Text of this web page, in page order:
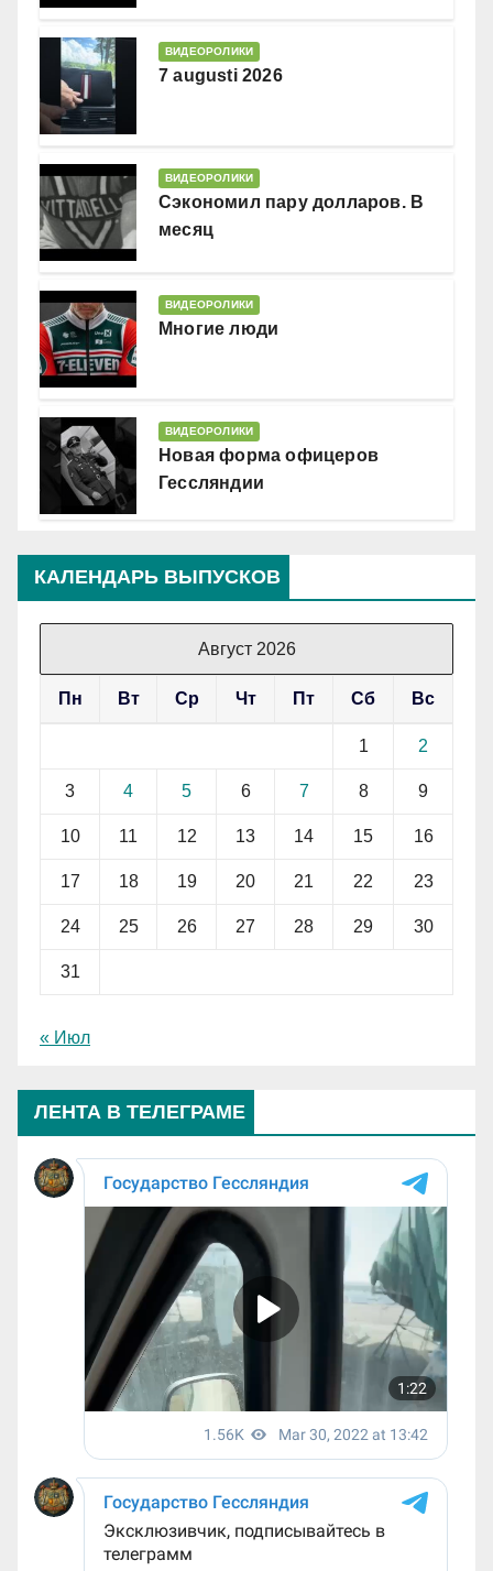
ВИДЕОРОЛИКИ
7 augusti 2026
ВИДЕОРОЛИКИ
Сэкономил пару долларов. В
месяц
ВИДЕОРОЛИКИ
Многие люди
ВИДЕОРОЛИКИ
Новая форма офицеров
Гессляндии
КАЛЕНДАРЬ ВЫПУСКОВ
Август 2026
Пн Вт Ср Чт Пт Сб Вс
1 2
3 4 5 6 7 8 9
10 11 12 13 14 15 16
17 18 19 20 21 22 23
24 25 26 27 28 29 30
31
« Июл
ЛЕНТА В ТЕЛЕГРАМЕ